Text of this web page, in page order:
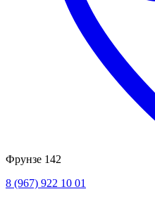
Фрунзе 142
8 (967) 922 10 01